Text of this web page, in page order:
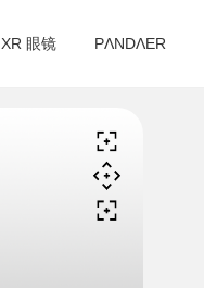
XR 眼镜 PΛNDΛER